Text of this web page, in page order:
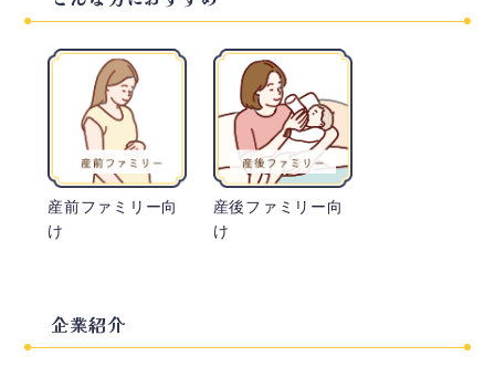
産前ファミリー向
け
産後ファミリー向
け
企業紹介